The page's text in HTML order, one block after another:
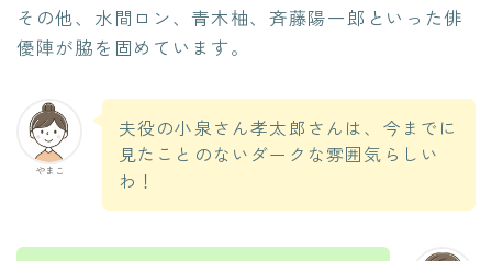
その他、水間ロン、青木柚、斉藤陽一郎といった俳
優陣が脇を固めています。
やまこ
夫役の小泉さん孝太郎さんは、今までに
見たことのないダークな雰囲気らしい
わ！